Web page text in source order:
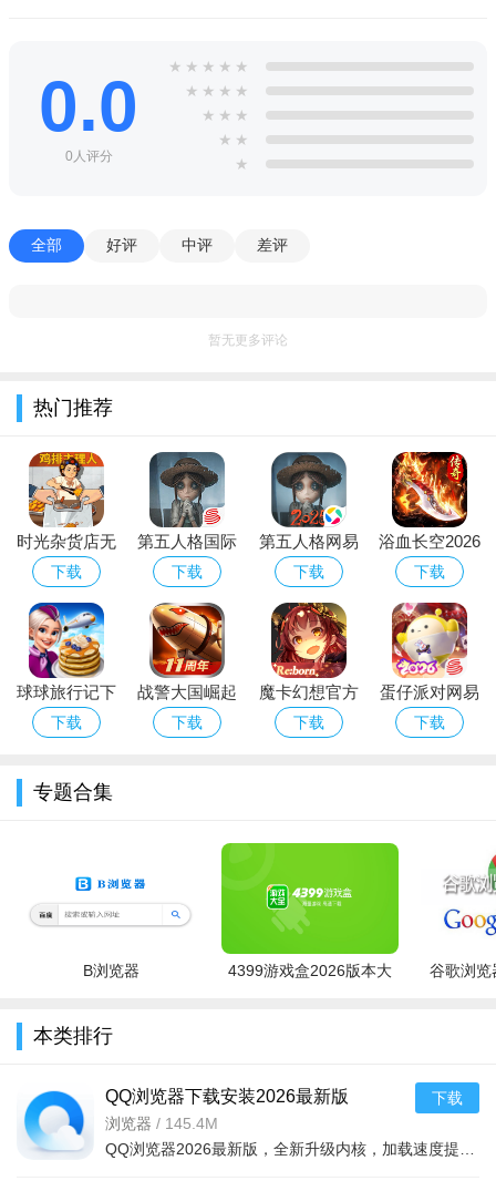
玩家们还可以开小吃摊
0.0
0人评分
★ ★ ★ ★ ★
★ ★ ★ ★
★ ★ ★
★ ★
★
全部 好评 中评 差评
暂无更多评论
热门推荐
时光杂货店无
限金币钻石版
免费下载安装
下载
第五人格国际
版官方下载最
新版本
下载
第五人格网易
官方下载最新
版2026
下载
浴血长空2026
最新版下载
下载
球球旅行记下
载官网最新版
下载
战警大国崛起
安卓正版手游
下载
魔卡幻想官方
正版手游下载
下载
蛋仔派对网易
版官服下载安
下载
专题合集
B浏览器
4399游戏盒2026版本大
谷歌浏览
本类排行
QQ浏览器下载安装2026最新版
v20.4.5.5041 2026手机版
浏览器 / 145.4M
下载